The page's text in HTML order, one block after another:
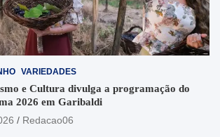
VARIEDADES
e Cultura divulga a programação do
2026 em Garibaldi
Redacao06